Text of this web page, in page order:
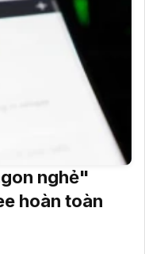
nghẻ"
hoàn toàn